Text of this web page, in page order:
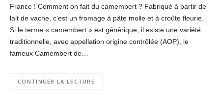
France ! Comment on fait du camembert ? Fabriqué à partir de
lait de vache, c’est un fromage à pâte molle et à croûte fleurie.
Si le terme « camembert » est générique, il existe une variété
traditionnelle, avec appellation origine contrôlée (AOP), le
fameux Camembert de…
CONTINUER LA LECTURE